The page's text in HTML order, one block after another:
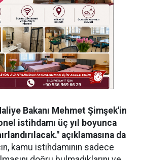
Bakanı Mehmet Şimşek'in
istihdamı üç yıl boyunca
açıklamasına da
kamu istihdamının sadece